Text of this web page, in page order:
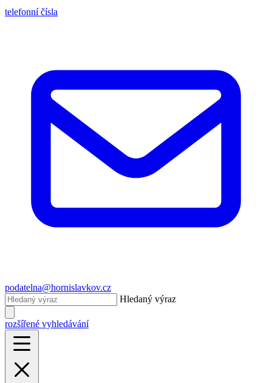
telefonní čísla
podatelna@hornislavkov.cz
Hledaný výraz
rozšířené vyhledávání